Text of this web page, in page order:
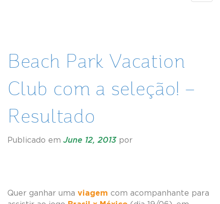
Beach Park Vacation
Club com a seleção! –
Resultado
Publicado emJune 12, 2013 por
Quer ganhar uma viagem com acompanhante para